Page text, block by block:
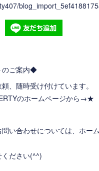
のご案内◆
、随時受け付けています。
のホームページから→★
い合わせについては、ホー
ださい(^^)